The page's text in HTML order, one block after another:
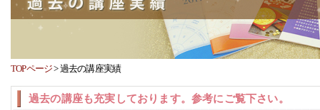
TOPページ>過去の講座実績
過去の講座も充実しております。参考にご覧下さい。